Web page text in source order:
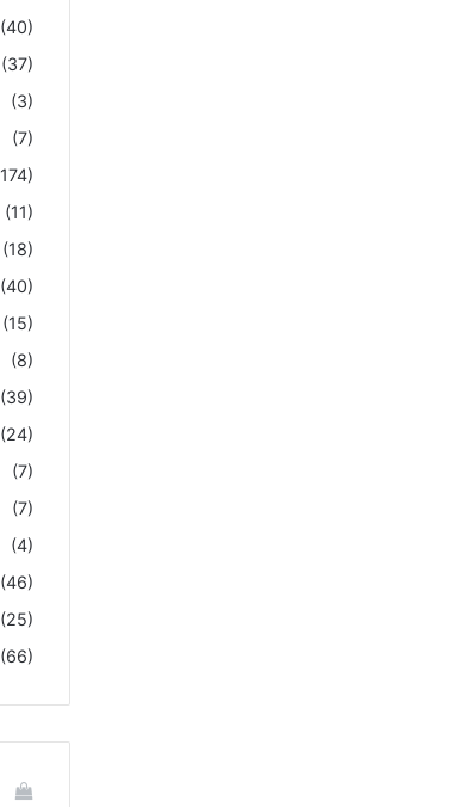
(40)
(37)
(3)
(7)
(11)
(18)
(40)
(15)
(8)
(39)
(24)
(7)
(7)
(4)
(46)
(25)
(66)